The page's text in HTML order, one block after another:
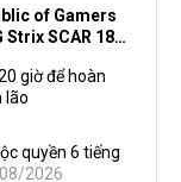
of Gamers
Strix SCAR 18
giờ để hoàn
lão
quyền 6 tiếng
2026